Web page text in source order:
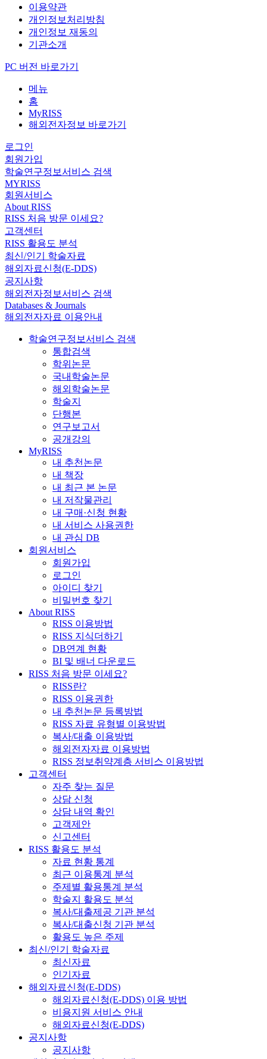
이용약관
개인정보처리방침
개인정보 재동의
기관소개
PC 버전 바로가기
메뉴
홈
MyRISS
해외전자정보 바로가기
로그인
회원가입
학술연구정보서비스 검색
MYRISS
회원서비스
About RISS
RISS 처음 방문 이세요?
고객센터
RISS 활용도 분석
최신/인기 학술자료
해외자료신청(E-DDS)
공지사항
해외전자정보서비스 검색
Databases & Journals
해외전자자료 이용안내
학술연구정보서비스 검색
통합검색
학위논문
국내학술논문
해외학술논문
학술지
단행본
연구보고서
공개강의
MyRISS
내 추천논문
내 책장
내 최근 본 논문
내 저작물관리
내 구매·신청 현황
내 서비스 사용권한
내 관심 DB
회원서비스
회원가입
로그인
아이디 찾기
비밀번호 찾기
About RISS
RISS 이용방법
RISS 지식더하기
DB연계 현황
BI 및 배너 다운로드
RISS 처음 방문 이세요?
RISS란?
RISS 이용권한
내 추천논문 등록방법
RISS 자료 유형별 이용방법
복사/대출 이용방법
해외전자자료 이용방법
RISS 정보취약계층 서비스 이용방법
고객센터
자주 찾는 질문
상담 신청
상담 내역 확인
고객제안
신고센터
RISS 활용도 분석
자료 현황 통계
최근 이용통계 분석
주제별 활용통계 분석
학술지 활용도 분석
복사/대출제공 기관 분석
복사/대출신청 기관 분석
활용도 높은 주제
최신/인기 학술자료
최신자료
인기자료
해외자료신청(E-DDS)
해외자료신청(E-DDS) 이용 방법
비용지원 서비스 안내
해외자료신청(E-DDS)
공지사항
공지사항